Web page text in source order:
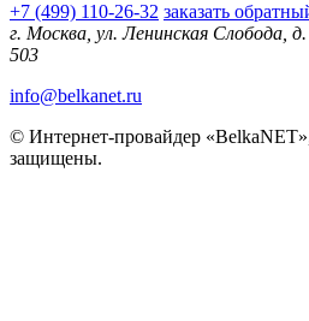
+7 (499) 110-26-32 заказать
г. Москва, ул. Ленинская Слобода,
503
info@belkanet.ru
© Интернет-провайдер
защищены.